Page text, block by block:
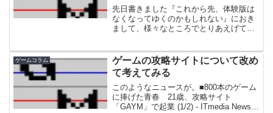
先日書きました『これから先、体験版は
なくなってゆくのかもしれない』におき
まして、様々なところでとりあえげてい
な問題など、主に開発側の立場から、体
験版は減ってゆくのかもし...
ゲームコラム
ゲームの攻略サイトについて改め
て考えてみる
このようなニュースが。■800本のゲーム
に捧げた青春 21歳、攻略サイト
「GAYM」で起業 (1/2) - ITmedia Newsさ